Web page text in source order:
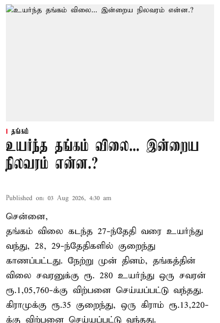
தங்கம்
உயர்ந்த தங்கம் விலை... இன்றைய
நிலவரம் என்ன.?
Published on: 03 Aug 2026, 4:30 am
சென்னை,
தங்கம் விலை கடந்த 27-ந்தேதி வரை உயர்ந்து
வந்து, 28, 29-ந்தேதிகளில் குறைந்து
காணப்பட்டது. நேற்று முன் தினம், தங்கத்தின்
விலை சவரனுக்கு ரூ. 280 உயர்ந்து ஒரு சவரன்
ரூ.1,05,760-க்கு விற்பனை செய்யப்பட்டு வந்தது.
கிராமுக்கு ரூ.35 குறைந்து, ஒரு கிராம் ரூ.13,220-
க்கு விற்பனை செய்யப்பட்டு வந்தது.